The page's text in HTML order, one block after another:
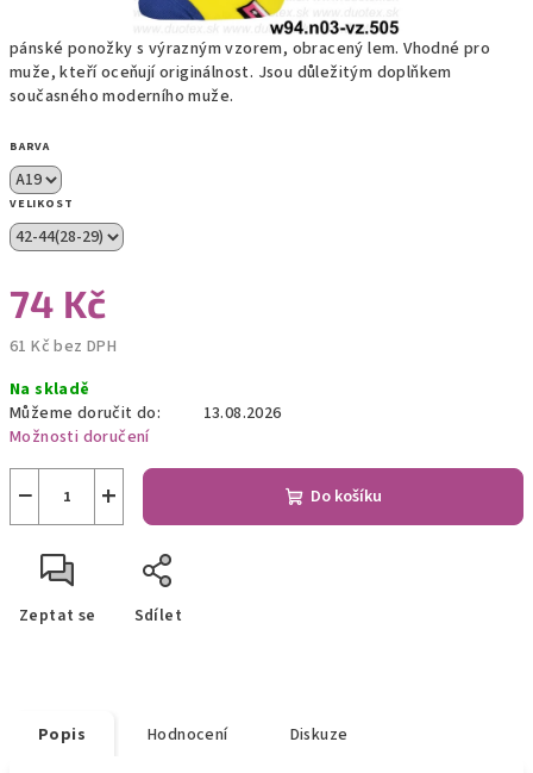
pánské ponožky s výrazným vzorem, obracený lem. Vhodné pro
muže, kteří oceňují originálnost. Jsou důležitým doplňkem
současného moderního muže.
BARVA
VELIKOST
74 Kč
61 Kč bez DPH
cena:
Na skladě
Můžeme doručit do:
13.08.2026
Možnosti doručení
+
− Do košíku
Zeptat se Sdílet
Popis Hodnocení Diskuze